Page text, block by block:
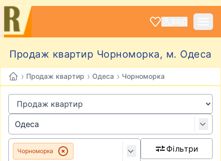
Продаж квартир Чорноморка, м. Одеса
› Продаж квартир › Одеса › Чорноморка
Чорноморка Фільтри